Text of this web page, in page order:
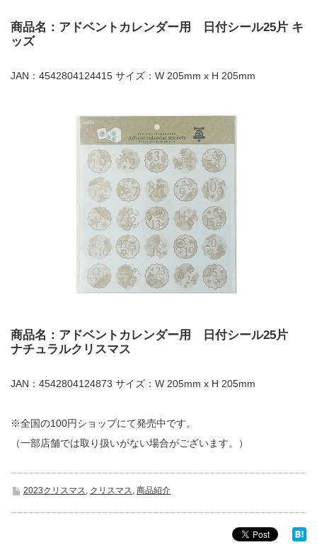
商品名：アドベントカレンダー用 日付シール25片 キ
ッズ
JAN：4542804124415 サイズ：W 205mm x H 205mm
商品名：アドベントカレンダー用 日付シール25片
ナチュラルクリスマス
JAN：4542804124873 サイズ：W 205mm x H 205mm
※全国の100円ショップにて発売中です。
（一部店舗では取り扱いがない場合がございます。）
2023クリスマス, クリスマス, 商品紹介